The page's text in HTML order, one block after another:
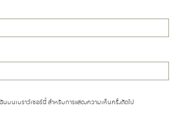
บนเบราว์เซอร์นี้ สำหรับการแสดงความเห็นครั้งถัดไป